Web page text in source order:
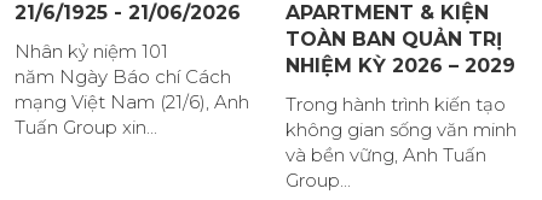
21/6/1925 - 21/06/2026
Nhân kỷ niệm 101
năm Ngày Báo chí Cách
mạng Việt Nam (21/6), Anh
Tuấn Group xin...
APARTMENT & KIỆN
TOÀN BAN QUẢN TRỊ
NHIỆM KỲ 2026 – 2029
Trong hành trình kiến tạo
không gian sống văn minh
và bền vững, Anh Tuấn
Group...